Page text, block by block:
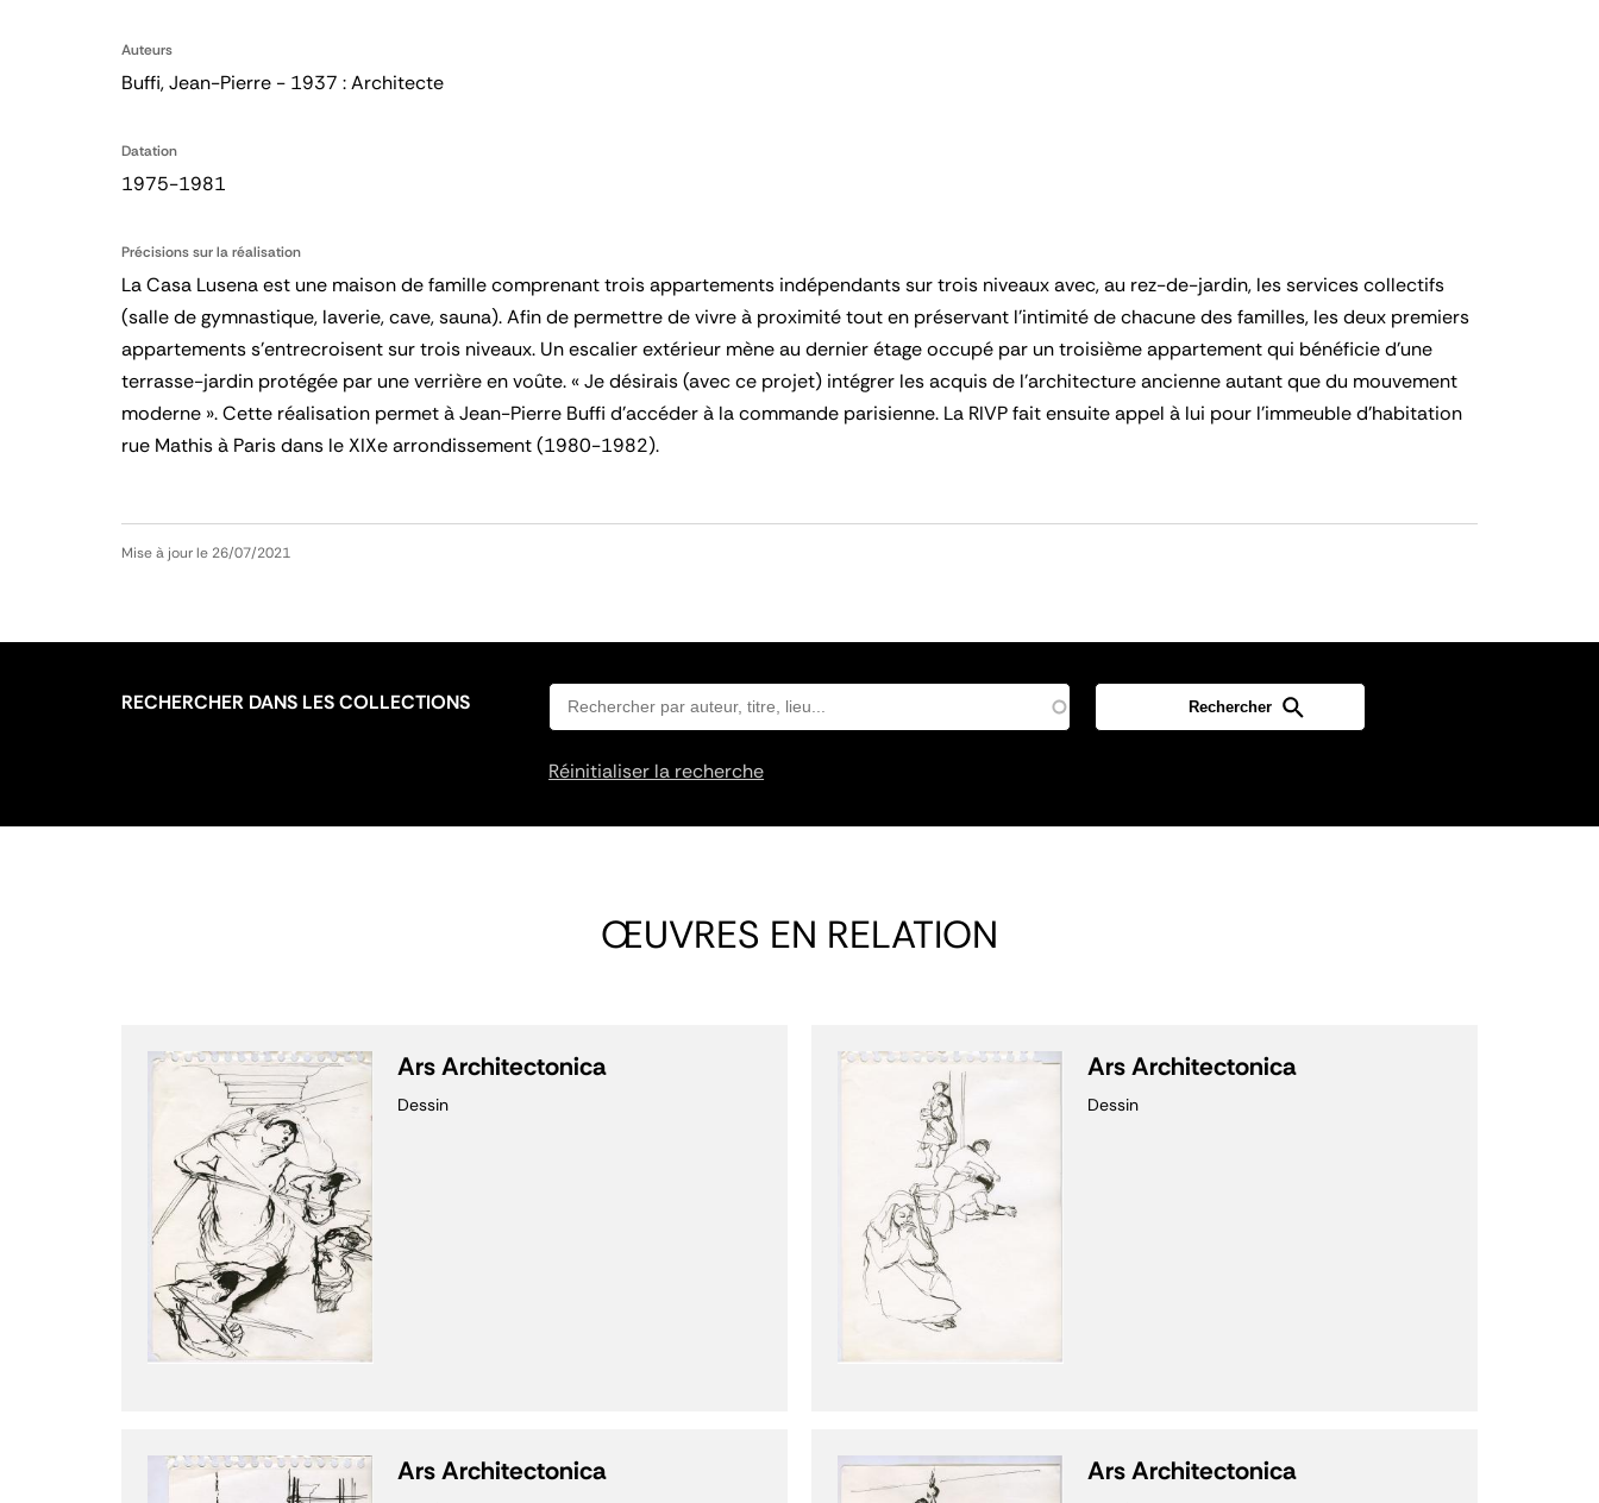
Auteurs
Buffi, Jean-Pierre - 1937 : Architecte
Datation
1975-1981
Précisions sur la réalisation
La Casa Lusena est une maison de famille comprenant trois appartements indépendants sur trois niveaux avec, au rez-de-jardin, les services collectifs
(salle de gymnastique, laverie, cave, sauna). Afin de permettre de vivre à proximité tout en préservant l’intimité de chacune des familles, les deux premiers
appartements s’entrecroisent sur trois niveaux. Un escalier extérieur mène au dernier étage occupé par un troisième appartement qui bénéficie d’une
terrasse-jardin protégée par une verrière en voûte. « Je désirais (avec ce projet) intégrer les acquis de l’architecture ancienne autant que du mouvement
moderne ». Cette réalisation permet à Jean-Pierre Buffi d’accéder à la commande parisienne. La RIVP fait ensuite appel à lui pour l’immeuble d’habitation
rue Mathis à Paris dans le XIXe arrondissement (1980-1982).
Mise à jour le 26/07/2021
RECHERCHER DANS LES COLLECTIONS
Réinitialiser la recherche
ŒUVRES EN RELATION
Ars Architectonica
Dessin
Ars Architectonica
Ars Architectonica
Dessin
Ars Architectonica